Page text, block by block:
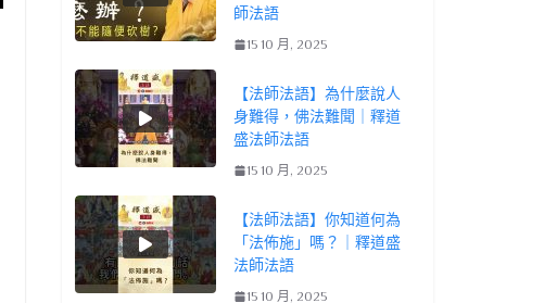
師法語
15 10 月, 2025
【法師法語】為什麼說人
身難得，佛法難聞｜釋道
盛法師法語
15 10 月, 2025
【法師法語】你知道何為
「法佈施」嗎？｜釋道盛
法師法語
15 10 月, 2025